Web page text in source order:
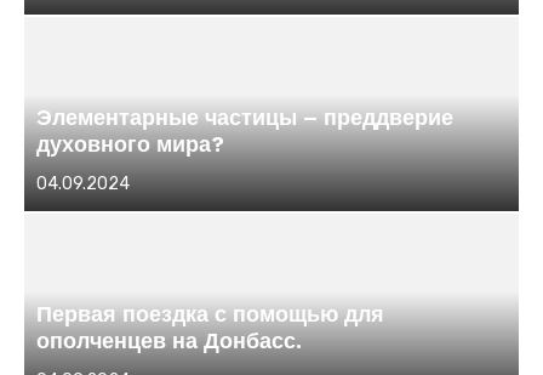
в
Элементарные частицы – преддверие
духовного мира?
Размещено
в
04.09.2024
Первая поездка с помощью для
ополченцев на Донбасс.